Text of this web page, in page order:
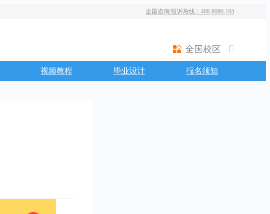
全国咨询/投诉热线：400-8080-105
全国校区
视频教程 毕业设计 报名须知